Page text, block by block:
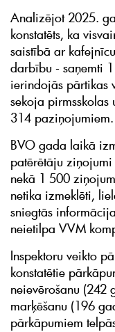
Analizējot 2025.
konstatēts, ka
saistībā ar
darbību - saņemti
ierindojās pārtikas
sekoja pirmsskolas
314 paziņojumiem.
BVO gada laikā
patērētāju
nekā 1 500
netika izmeklēti,
sniegtās
neietilpa VVM
Inspektoru veikto
konstatētie
neievērošanu (242
marķēšanu (196
pārkāpumiem